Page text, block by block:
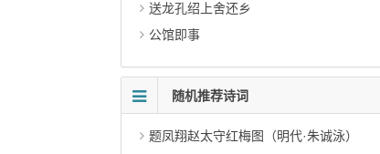
送龙孔绍上舍还乡
公馆即事
随机推荐诗词
题凤翔赵太守红梅图（明代·朱诚泳）